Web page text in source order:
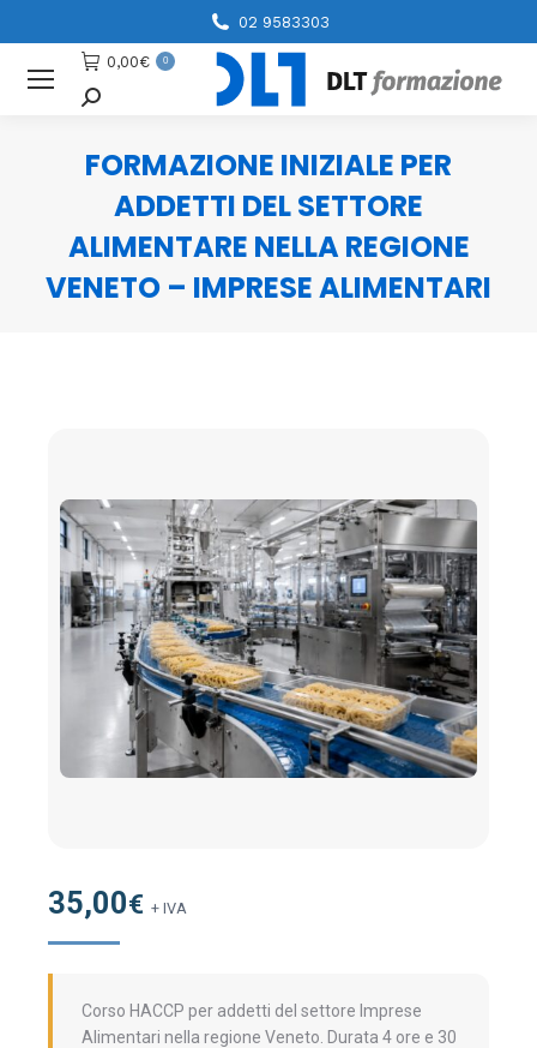
02 9583303
0,00€ 0
Cerca
FORMAZIONE INIZIALE PER
ADDETTI DEL SETTORE
ALIMENTARE NELLA REGIONE
VENETO – IMPRESE ALIMENTARI
35,00€ + IVA
Corso HACCP per addetti del settore Imprese
Alimentari nella regione Veneto. Durata 4 ore e 30